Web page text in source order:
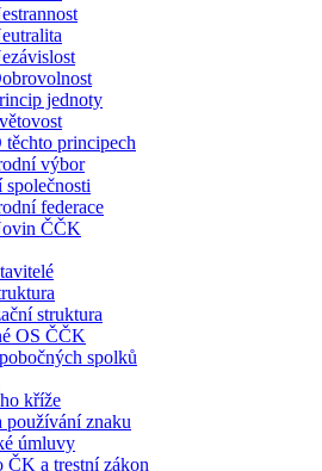
jednoty
těchto principech
výbor
společnosti
federace
ČČK
struktura
OS ČČK
spolků
kříže
používání znaku
úmluvy
ČK a trestní zákon